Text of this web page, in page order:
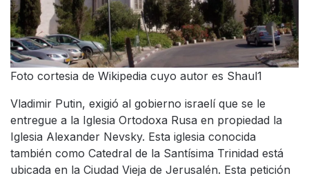
Foto cortesia de Wikipedia cuyo autor es Shaul1
Vladimir Putin, exigió al gobierno israelí que se le
entregue a la Iglesia Ortodoxa Rusa en propiedad la
Iglesia Alexander Nevsky. Esta iglesia conocida
también como Catedral de la Santísima Trinidad está
ubicada en la Ciudad Vieja de Jerusalén. Esta petición